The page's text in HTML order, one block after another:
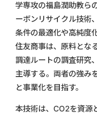
学専攻の福島潤助教ら
ーボンリサイクル技術
条件の最適化や高純度
住友商事は、原料とな
調達ルートの調査研究
主導する。両者の強み
と事業化を目指す。
本技術は、CO2を資源